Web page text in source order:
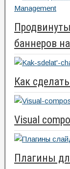
баннеров
Как
Visual
Плагины